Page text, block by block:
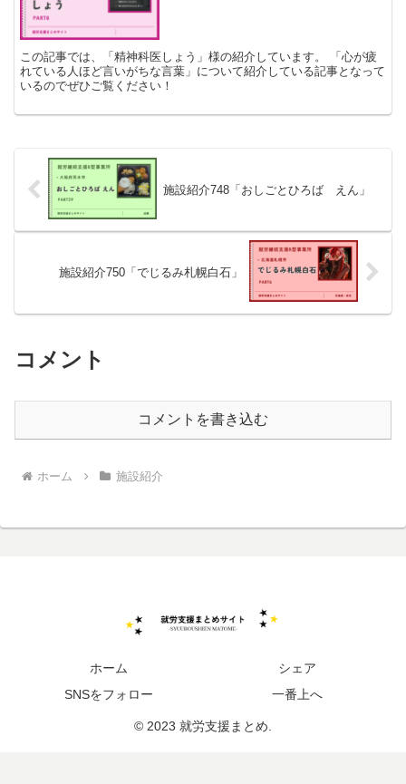
この記事では、「精神科医しょう」様の紹介しています。 「心が疲
れている人ほど言いがちな言葉」について紹介している記事となって
いるのでぜひご覧ください！
施設紹介748「おしごとひろば えん」
施設紹介750「でじるみ札幌白石」
コメント
コメントを書き込む
ホーム 施設紹介
ホーム
シェア
SNSをフォロー
一番上へ
© 2023 就労支援まとめ.